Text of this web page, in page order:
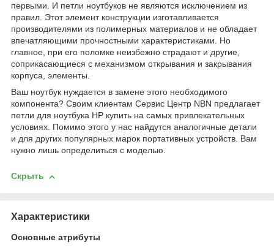
первыми. И петли ноутбуков не являются исключением из
правил. Этот элемент конструкции изготавливается
производителями из полимерных материалов и не обладает
впечатляющими прочностными характеристиками. Но
главное, при его поломке неизбежно страдают и другие,
соприкасающиеся с механизмом открывания и закрывания
корпуса, элементы.
Ваш ноутбук нуждается в замене этого необходимого
компонента? Своим клиентам Сервис Центр NBN предлагает
петли для ноутбука HP купить на самых привлекательных
условиях. Помимо этого у нас найдутся аналогичные детали
и для других популярных марок портативных устройств. Вам
нужно лишь определиться с моделью.
Скрыть
Характеристики
Основные атрибуты